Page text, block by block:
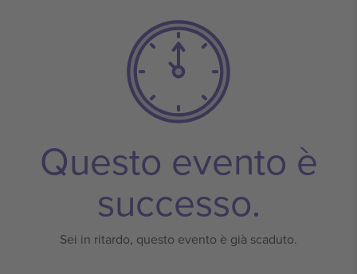
Questo evento è
successo.
Sei in ritardo, questo evento è già scaduto.